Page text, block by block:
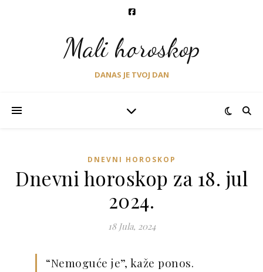
Mali horoskop
DANAS JE TVOJ DAN
DNEVNI HOROSKOP
Dnevni horoskop za 18. jul
2024.
18 Jula, 2024
“Nemoguće je”, kaže ponos.